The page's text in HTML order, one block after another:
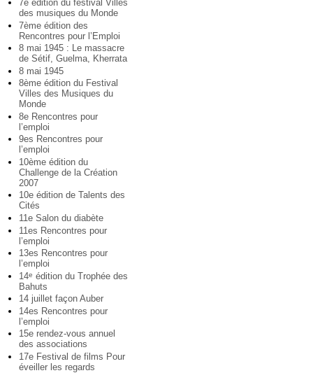
7e édition du festival Villes
des musiques du Monde
7ème édition des
Rencontres pour l’Emploi
8 mai 1945 : Le massacre
de Sétif, Guelma, Kherrata
8 mai 1945
8ème édition du Festival
Villes des Musiques du
Monde
8e Rencontres pour
l’emploi
9es Rencontres pour
l’emploi
10ème édition du
Challenge de la Création
2007
10e édition de Talents des
Cités
11e Salon du diabète
11es Rencontres pour
l’emploi
13es Rencontres pour
l’emploi
14e édition du Trophée des
Bahuts
14 juillet façon Auber
14es Rencontres pour
l’emploi
15e rendez-vous annuel
des associations
17e Festival de films Pour
éveiller les regards